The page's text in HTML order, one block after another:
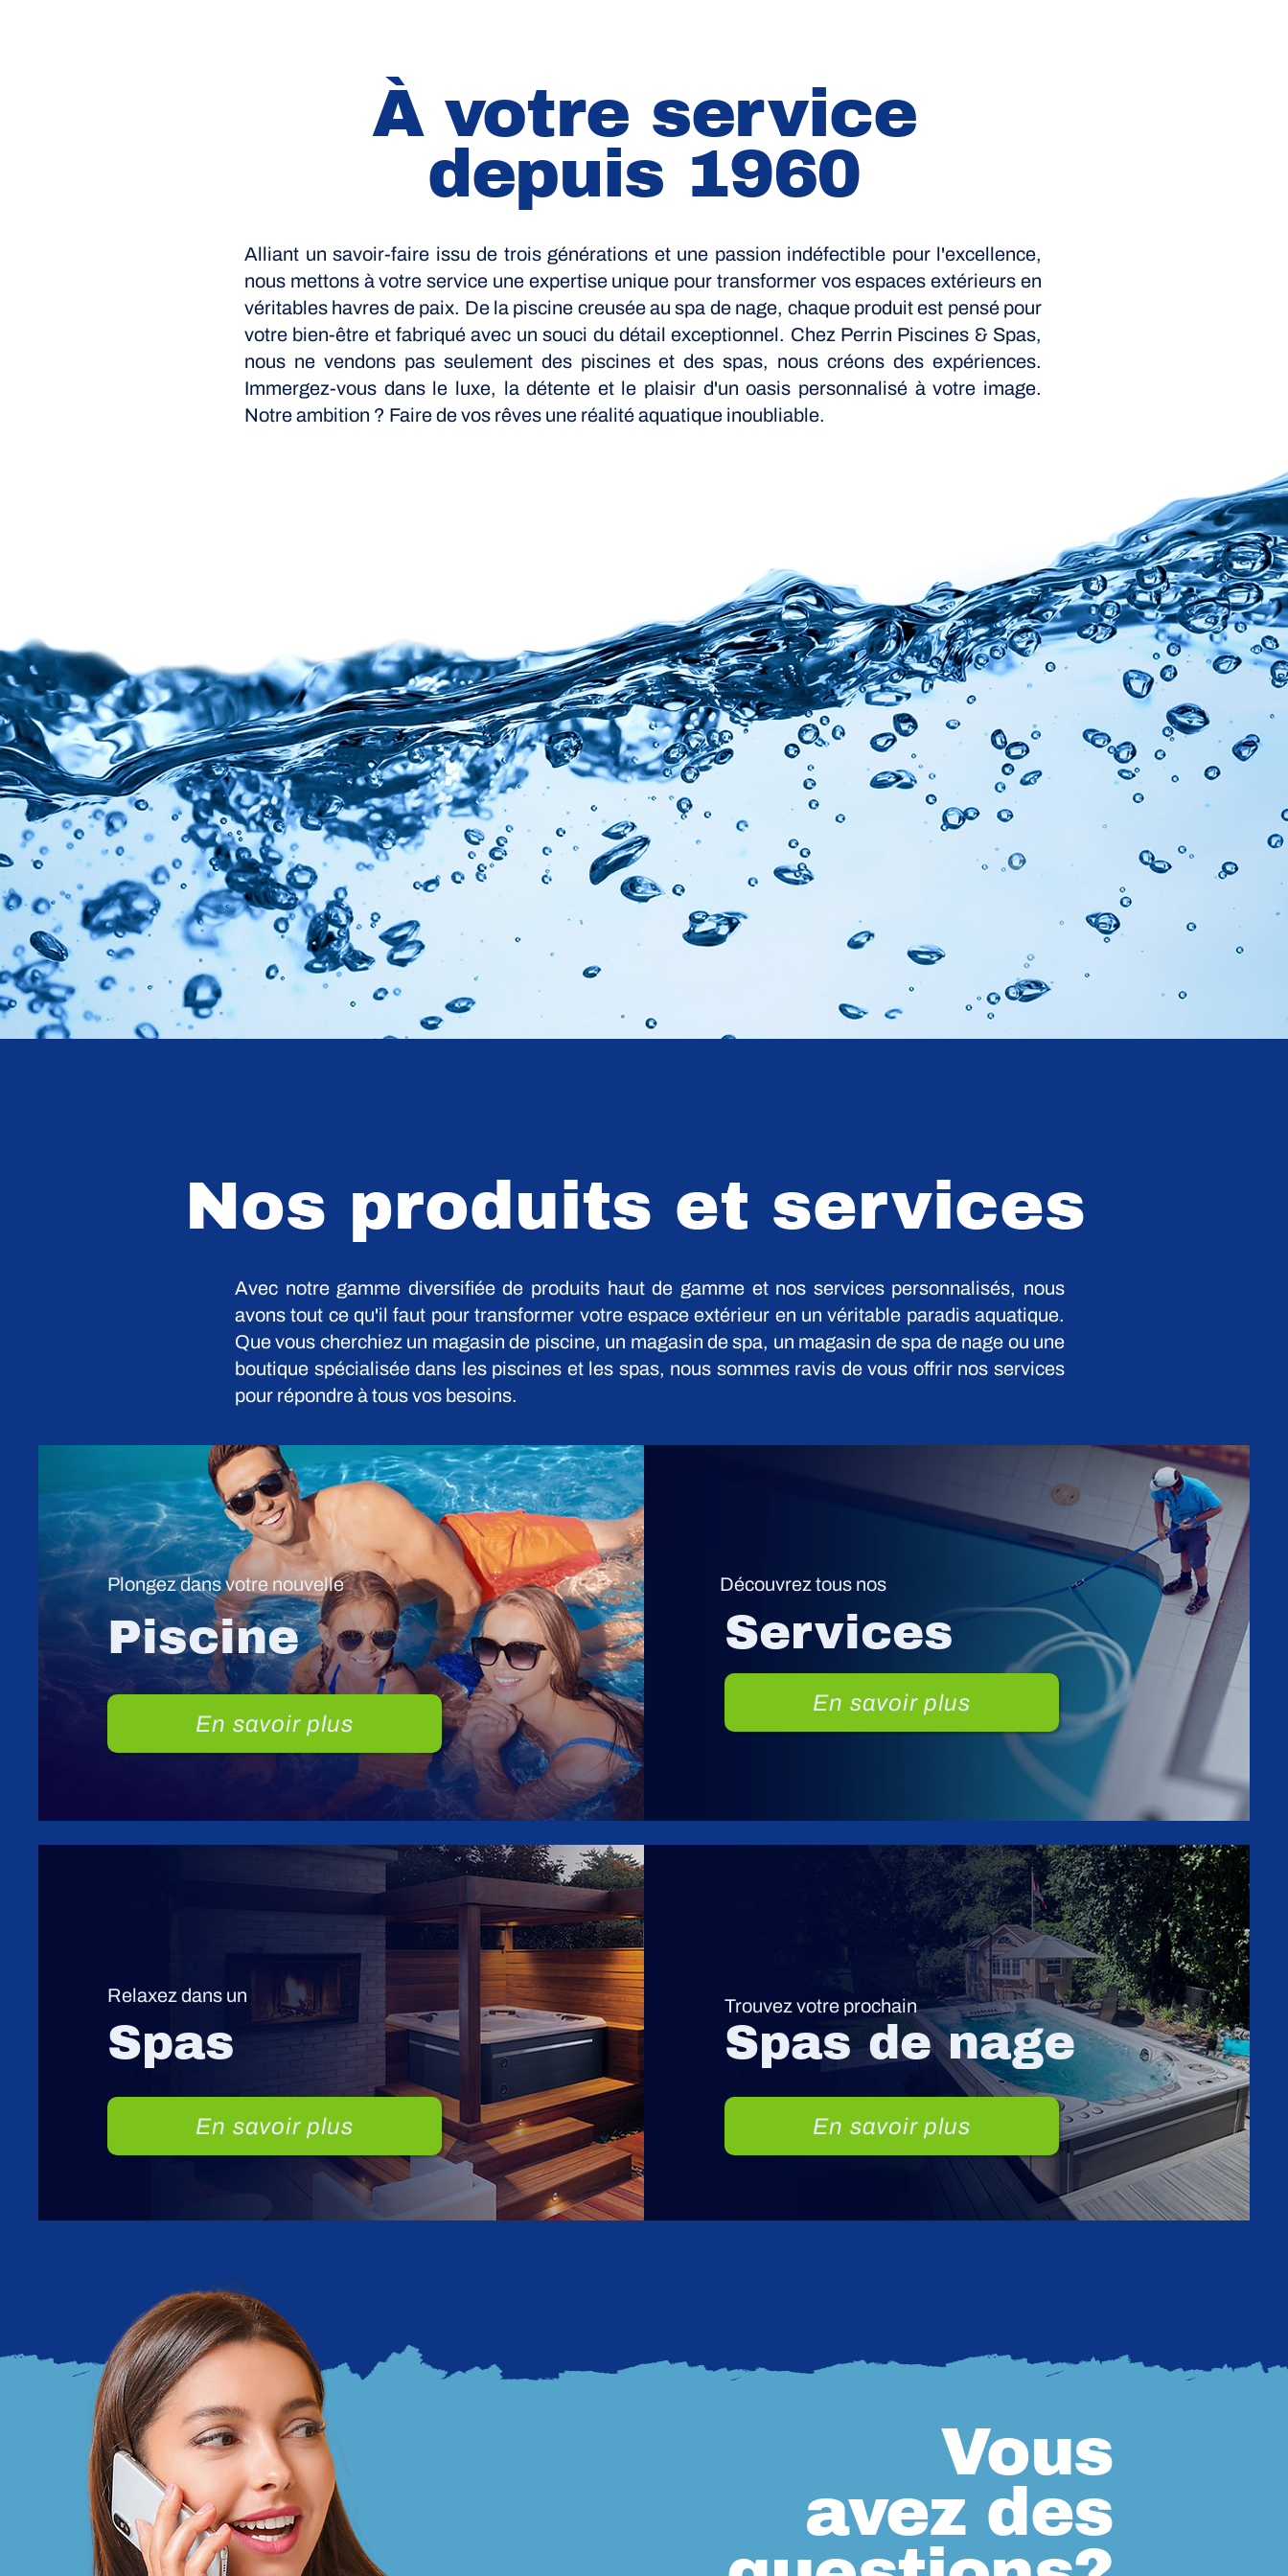
À votre service
depuis 1960
Alliant un savoir-faire issu de trois générations et une passion indéfectible pour l'excellence,
nous mettons à votre service une expertise unique pour transformer vos espaces extérieurs en
véritables havres de paix. De la piscine creusée au spa de nage, chaque produit est pensé pour
votre bien-être et fabriqué avec un souci du détail exceptionnel. Chez Perrin Piscines & Spas,
nous ne vendons pas seulement des piscines et des spas, nous créons des expériences.
Immergez-vous dans le luxe, la détente et le plaisir d'un oasis personnalisé à votre image.
Notre ambition ? Faire de vos rêves une réalité aquatique inoubliable.
Nos produits et services
Avec notre gamme diversifiée de produits haut de gamme et nos services personnalisés, nous
avons tout ce qu'il faut pour transformer votre espace extérieur en un véritable paradis aquatique.
Que vous cherchiez un magasin de piscine, un magasin de spa, un magasin de spa de nage ou une
boutique spécialisée dans les piscines et les spas, nous sommes ravis de vous offrir nos services
pour répondre à tous vos besoins.
Plongez dans votre nouvelle
Piscine
En savoir plus
Découvrez tous nos
Services
En savoir plus
Relaxez dans un
Spas
En savoir plus
Trouvez votre prochain
Spas de nage
En savoir plus
Vous
avez des